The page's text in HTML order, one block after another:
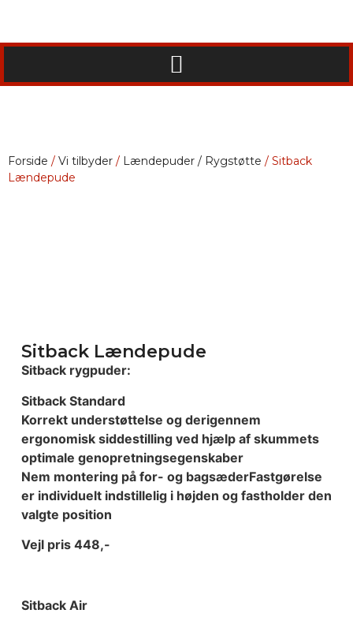
Forside / Vi tilbyder / Lændepuder / Rygstøtte / Sitback
Lændepude
Sitback Lændepude
Sitback rygpuder:
Sitback Standard
Korrekt understøttelse og derigennem
ergonomisk siddestilling ved hjælp af skummets
optimale genopretningsegenskaber
Nem montering på for- og bagsæderFastgørelse
er individuelt indstillelig i højden og fastholder den
valgte position
Vejl pris 448,-
Sitback Air